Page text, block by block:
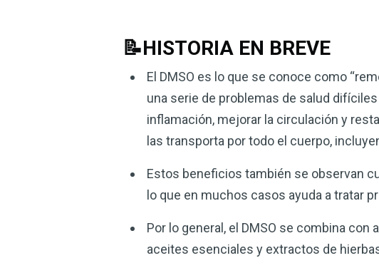
📝HISTORIA EN BREVE
El DMSO es lo que se conoce como
una serie de problemas de salud
inflamación, mejorar la circulación y
las transporta por todo el cuerpo,
Estos beneficios también se observan
lo que en muchos casos ayuda a tratar
Por lo general, el DMSO se combina
aceites esenciales y extractos de